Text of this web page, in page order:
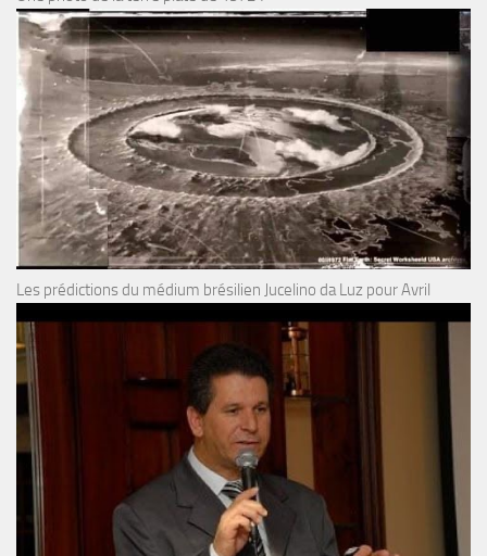
Les prédictions du médium brésilien Jucelino da Luz pour Avril